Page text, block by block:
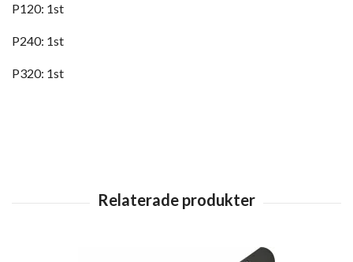
P120: 1st
P240: 1st
P320: 1st